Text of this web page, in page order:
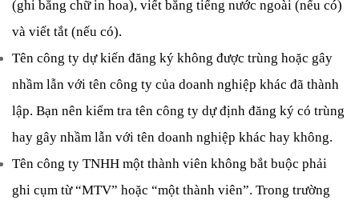
(ghi bằng chữ in hoa), viết bằng tiếng nước ngoài (nếu có)
và viết tắt (nếu có).
Tên công ty dự kiến đăng ký không được trùng hoặc gây
nhầm lẫn với tên công ty của doanh nghiệp khác đã thành
lập. Bạn nên kiểm tra tên công ty dự định đăng ký có trùng
hay gây nhầm lẫn với tên doanh nghiệp khác hay không.
Tên công ty TNHH một thành viên không bắt buộc phải
ghi cụm từ “MTV” hoặc “một thành viên”. Trong trường